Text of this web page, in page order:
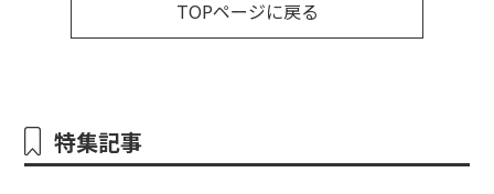
TOPページに戻る
特集記事